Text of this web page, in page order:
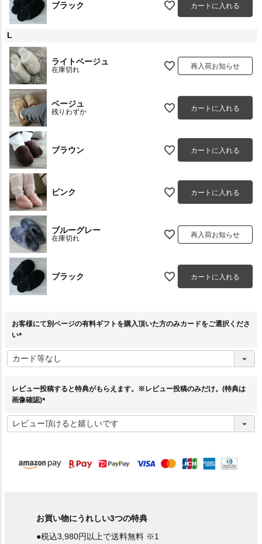
ブラック カートに入れる
L
ライトベージュ
在庫切れ 再入荷お知らせ
ベージュ
残りわずか カートに入れる
ブラウン カートに入れる
ピンク カートに入れる
ブルーグレー
在庫切れ 再入荷お知らせ
ブラック カートに入れる
お客様にて別ページの有料ギフトを購入頂いた方のみカードをご選択くださ
い
必
須
レビュー投稿すると特典がもらえます。※レビュー投稿のみだけ。(特典は
画像確認)
必
須
お買い物にうれしい3つの特典
●税込3,980円以上で送料無料 ※1